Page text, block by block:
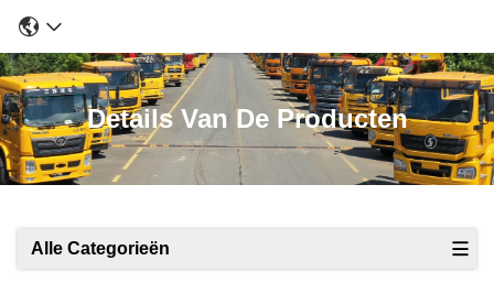
Details Van De Producten
Alle Categorieën